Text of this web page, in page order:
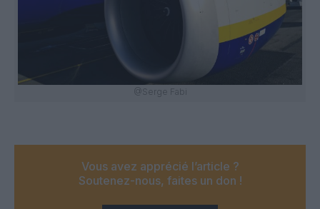
@Serge Fabi
Vous avez apprécié l’article ?
Soutenez-nous, faites un don !